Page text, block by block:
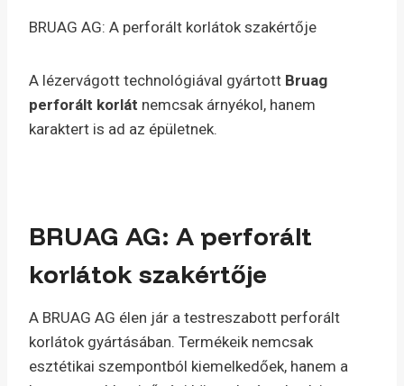
BRUAG AG: A perforált korlátok szakértője
A lézervágott technológiával gyártott Bruag
perforált korlát nemcsak árnyékol, hanem
karaktert is ad az épületnek.
BRUAG AG: A perforált
korlátok szakértője
A BRUAG AG élen jár a testreszabott perforált
korlátok gyártásában. Termékeik nemcsak
esztétikai szempontból kiemelkedőek, hanem a